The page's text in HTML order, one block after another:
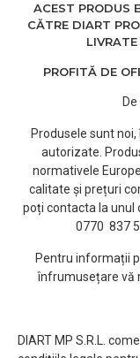
ACEST PRODUS
CĂTRE DIART
PROFITĂ DE
Produsele sunt
autorizate.
normativele
calitate și prețuri
poți contacta la unul
0770 837
Pentru informații
înfrumusețare vă
DIART MP S.R.L.